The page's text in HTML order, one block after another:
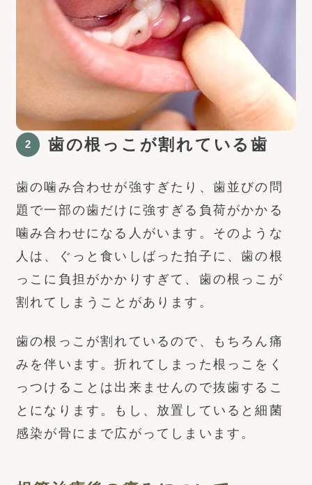
歯の根っこが割れている歯
歯の噛み合わせが強すぎたり、歯並びの問
題で一部の歯だけに強すぎる負荷がかかる
噛み合わせになる人がいます。そのような
人は、ぐっと食いしばった拍子に、歯の根
っこに負担がかかりすぎて、歯の根っこが
割れてしまうことがあります。
歯の根っこが割れているので、もちろん痛
みを伴います。折れてしまった根っこをく
っつけることは出来ませんので抜歯するこ
とになります。もし、放置していると細菌
感染が骨にまで広がってしまいます。